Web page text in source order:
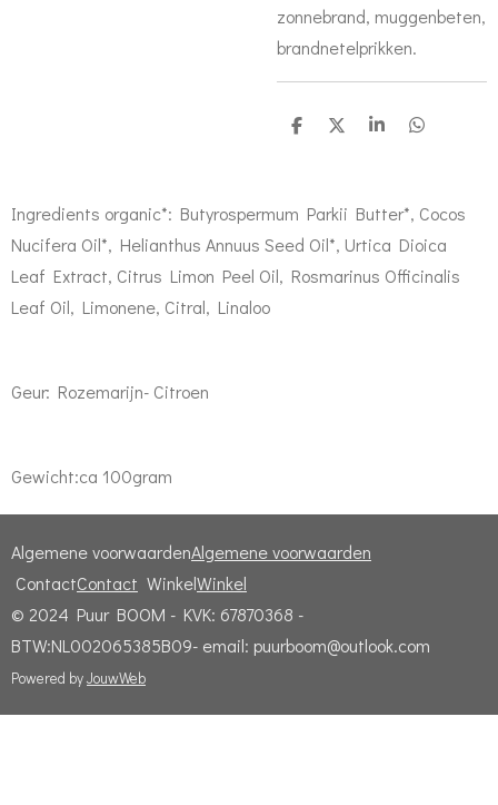
zonnebrand, muggenbeten,
brandnetelprikken.
D
D
S
D
Ingredients organic*: Butyrospermum Parkii Butter*, Cocos
Nucifera Oil*, Helianthus Annuus Seed Oil*, Urtica Dioica
Leaf Extract, Citrus Limon Peel Oil, Rosmarinus Officinalis
Leaf Oil, Limonene, Citral, Linaloo
Geur: Rozemarijn- Citroen
Gewicht:ca 100gram
Algemene voorwaardenAlgemene voorwaarden
ContactContact WinkelWinkel
© 2024 Puur BOOM - KVK: 67870368 -
BTW:NL002065385B09- email: puurboom@outlook.com
Powered byJouwWeb